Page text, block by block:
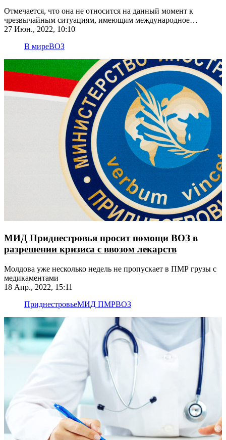
Отмечается, что она не относится на данный момент к
чрезвычайным ситуациям, имеющим международное
значение
27 Июн., 2022, 10:10
В миреВОЗ
МИД Приднестровья просит помощи ВОЗ в
разрешении кризиса с ввозом лекарств
Молдова уже несколько недель не пропускает в ПМР грузы с
медикаментами
18 Апр., 2022, 15:11
ПриднестровьеМИД ПМРВОЗ